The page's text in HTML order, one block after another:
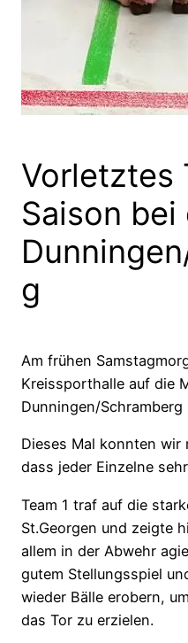
Vorletztes
Saison bei
g
Am frühen
Kreissporthalle auf die
Dunningen/
Dieses Mal konnten wir
dass jeder Einzelne
Team 1 traf auf die
St.Georgen und zeigte
allem in der Abwehr
gutem Stellungsspiel
wieder Bälle erobern,
das Tor zu erzielen.